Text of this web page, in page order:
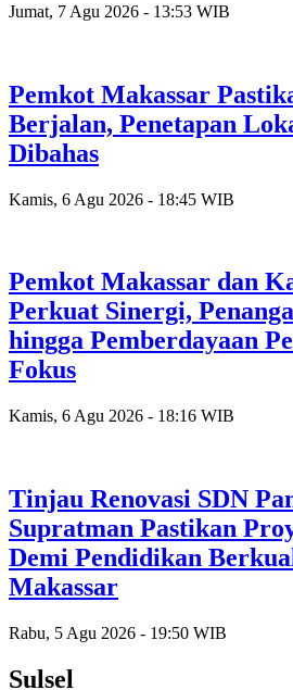
Jumat, 7 Agu 2026 - 13:53 WIB
Pemkot Makassar
Berjalan, Penetapan
Dibahas
Kamis, 6 Agu 2026 - 18:45 WIB
Pemkot Makassar dan
Perkuat Sinergi,
hingga Pemberdayaan
Fokus
Kamis, 6 Agu 2026 - 18:16 WIB
Tinjau Renovasi SDN
Supratman Pastikan
Demi Pendidikan
Makassar
Rabu, 5 Agu 2026 - 19:50 WIB
Sulsel